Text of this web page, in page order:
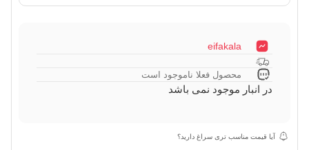
eifakala
محصول فعلا ناموجود است
در انبار موجود نمی باشد
آیا قیمت مناسب تری سراغ دارید؟